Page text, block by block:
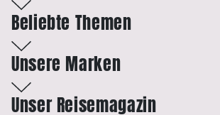
Beliebte Themen
Unsere Marken
Unser Reisemagazin